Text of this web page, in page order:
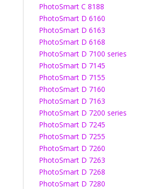
PhotoSmart C 8188
PhotoSmart D 6160
PhotoSmart D 6163
PhotoSmart D 6168
PhotoSmart D 7100 series
PhotoSmart D 7145
PhotoSmart D 7155
PhotoSmart D 7160
PhotoSmart D 7163
PhotoSmart D 7200 series
PhotoSmart D 7245
PhotoSmart D 7255
PhotoSmart D 7260
PhotoSmart D 7263
PhotoSmart D 7268
PhotoSmart D 7280